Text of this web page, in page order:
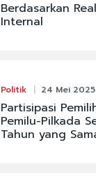
Berdasarkan
Internal
Politik 24 Mei
Partisipasi
Pemilu-Pilkada
Tahun yang